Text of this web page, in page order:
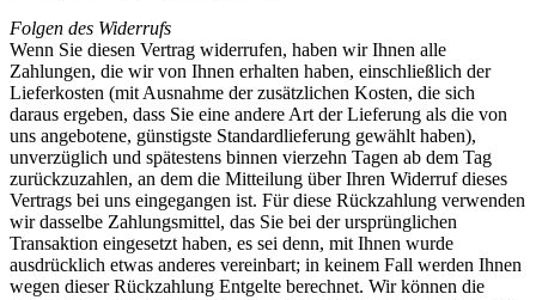
Folgen des Widerrufs
Wenn Sie diesen Vertrag widerrufen, haben wir Ihnen alle
Zahlungen, die wir von Ihnen erhalten haben, einschließlich der
Lieferkosten (mit Ausnahme der zusätzlichen Kosten, die sich
daraus ergeben, dass Sie eine andere Art der Lieferung als die von
uns angebotene, günstigste Standardlieferung gewählt haben),
unverzüglich und spätestens binnen vierzehn Tagen ab dem Tag
zurückzuzahlen, an dem die Mitteilung über Ihren Widerruf dieses
Vertrags bei uns eingegangen ist. Für diese Rückzahlung verwenden
wir dasselbe Zahlungsmittel, das Sie bei der ursprünglichen
Transaktion eingesetzt haben, es sei denn, mit Ihnen wurde
ausdrücklich etwas anderes vereinbart; in keinem Fall werden Ihnen
wegen dieser Rückzahlung Entgelte berechnet. Wir können die